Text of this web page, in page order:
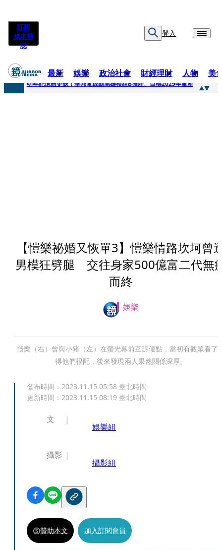
訂閱
紙本雜
誌
登入
最新 娛樂 政治社會 財經理財 人物 美
快訊
明年記憶體更缺！華邦電啟動高雄模組B擴產、目標2029年量產
【愷樂祕婚又恢單3】愷樂情路坎坷曾
男模狂劈腿 交往身家500億富二代無
而終
娛樂
愷樂（右）曾與小豬（左）在螢光幕前互訴優點，當初有觀眾看了
得他們很配，後來發現兩人果然關係深厚。
發布時間： 2023.11.15 05:58 臺北時間
更新時間： 2023.11.15 08:19 臺北時間
文
娛樂組
攝影
攝影組
贊助本文 加入訂閱會員